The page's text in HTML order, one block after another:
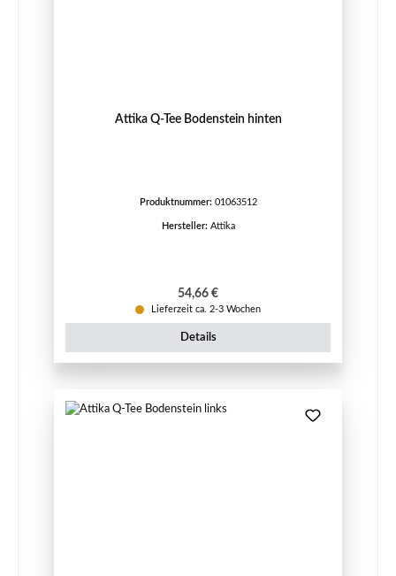
Attika Q-Tee Bodenstein hinten
Produktnummer: 01063512
Hersteller: Attika
Regulärer Preis:
54,66 €
Lieferzeit ca. 2-3 Wochen
Details